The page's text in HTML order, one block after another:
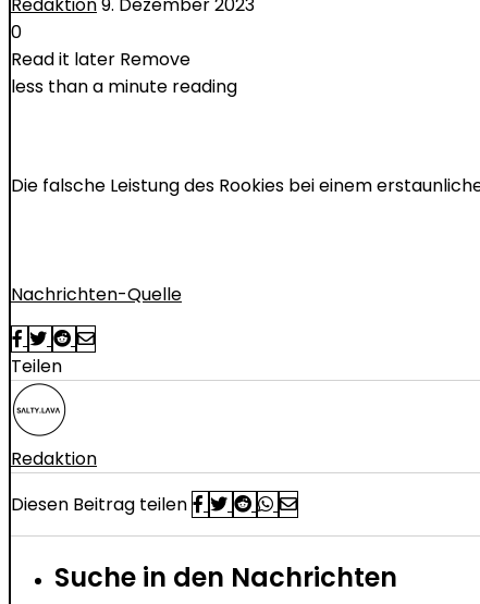
Redaktion9. Dezember 2023
0
Read it later Remove
less than a minute reading
Die falsche Leistung des Rookies bei einem
Nachrichten-Quelle
Teilen
Redaktion
Diesen Beitrag teilen
Suche in den Nachrichten